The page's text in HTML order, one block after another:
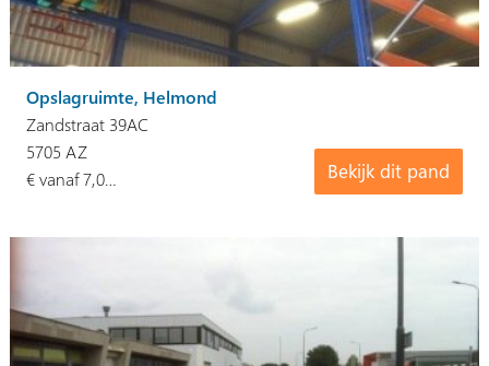
Opslagruimte, Helmond
Zandstraat 39AC
Bekijk dit pand
5705 AZ
€ vanaf 7,0…